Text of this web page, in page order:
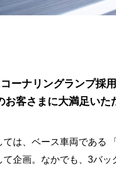
ーナリングランプ採用
お客さまに大満足いた
ては、ベース車両である
企画。なかでも、3バ